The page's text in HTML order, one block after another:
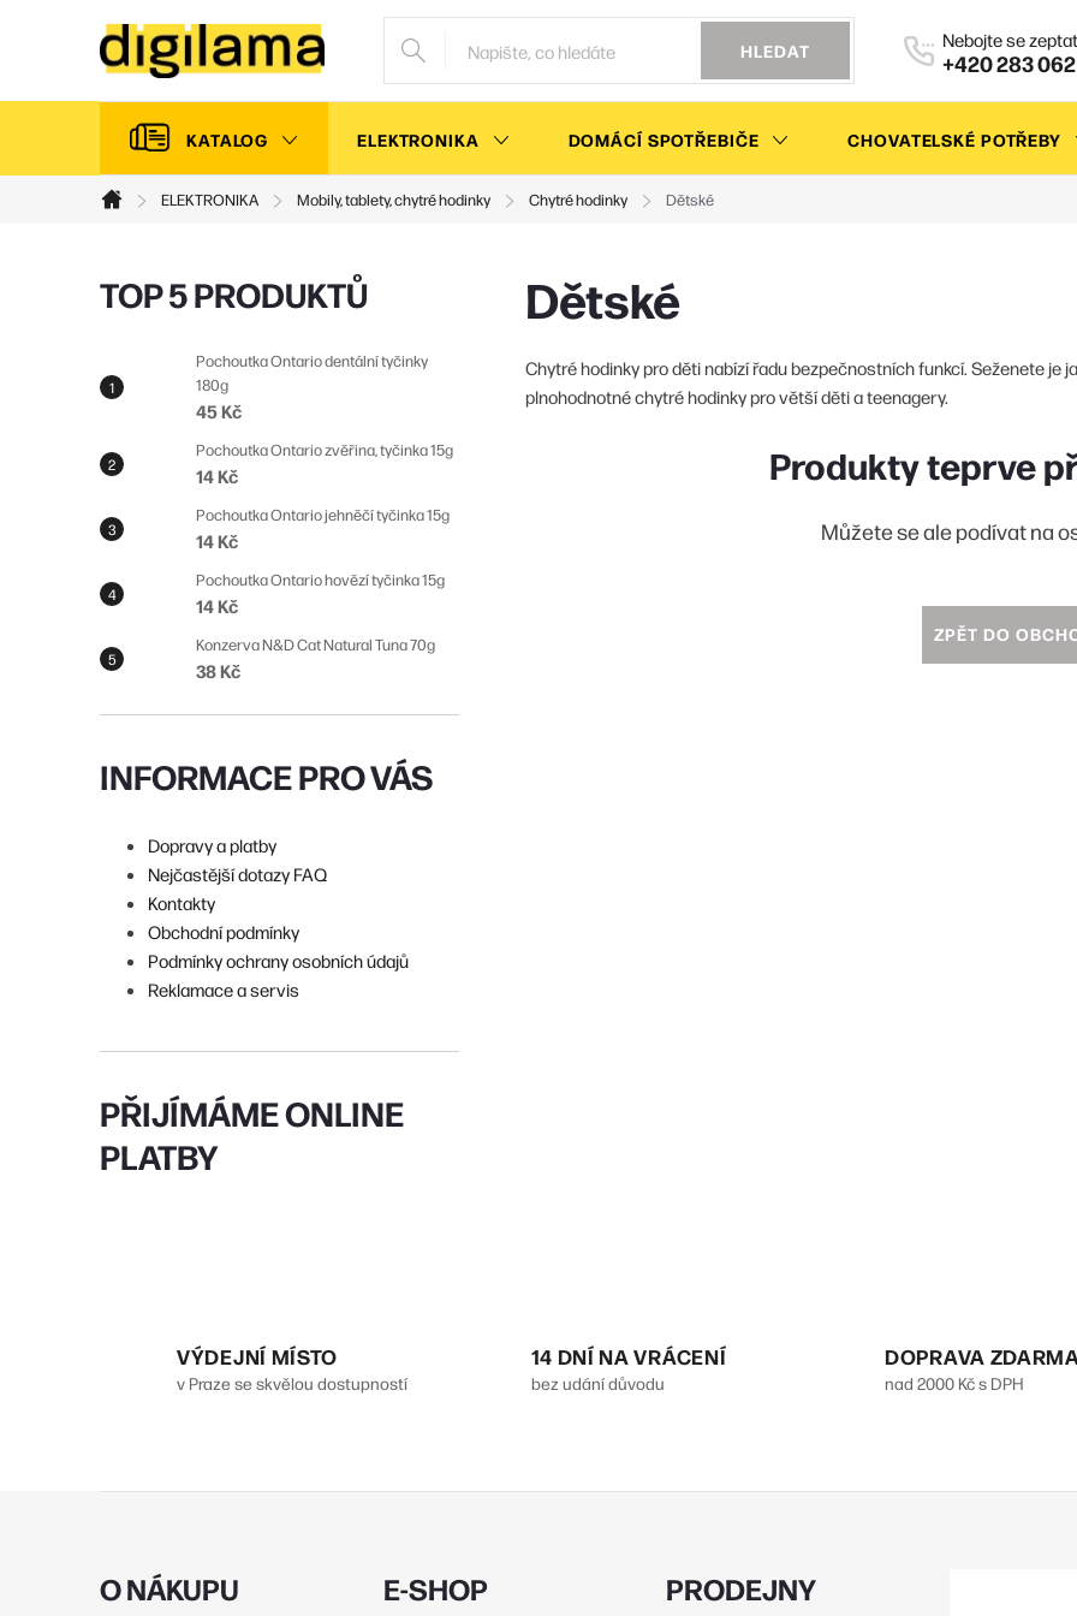
HLEDAT +420 283
KATALOG ELEKTRONIKA DOMÁCÍ SPOTŘEBIČE CHOVATELSKÉ POTŘEBY
Domů
ELEKTRONIKA Mobily, tablety, chytré hodinky Chytré hodinky Dětské
P
s
t
r
a
n
í
p
a
n
e
l
TOP 5 PRODUKTŮ
Pochoutka Ontario dentální tyčinky
180g
45 Kč
Pochoutka Ontario zvěřina, tyčinka 15g
14 Kč
Pochoutka Ontario jehněčí tyčinka 15g
14 Kč
Pochoutka Ontario hovězí tyčinka 15g
14 Kč
Konzerva N&D Cat Natural Tuna 70g
38 Kč
INFORMACE PRO VÁS
Dopravy a platby
Nejčastější dotazy FAQ
Kontakty
Obchodní podmínky
Podmínky ochrany osobních údajů
Reklamace a servis
PŘIJÍMÁME ONLINE
PLATBY
Dětské
Chytré hodinky pro děti nabízí řadu bezpečnostních funkcí. Seženete je
plnohodnotné chytré hodinky pro větší děti a teenagery.
Produkty teprve
Můžete se ale podívat na
ZPĚT DO
VÝDEJNÍ MÍSTO
v Praze se skvělou dostupností
14 DNÍ NA VRÁCENÍ
bez udání důvodu
DOPRAVA
nad 2000 Kč s DPH
O NÁKUPU E-SHOP PRODEJNY